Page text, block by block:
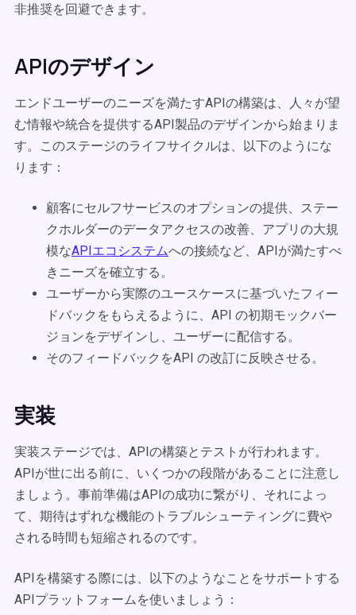
非推奨を回避できます。
APIのデザイン
エンドユーザーのニーズを満たすAPIの構築は、人々が望
む情報や統合を提供するAPI製品のデザインから始まりま
す。このステージのライフサイクルは、以下のようにな
ります：
顧客にセルフサービスのオプションの提供、ステー
クホルダーのデータアクセスの改善、アプリの大規
模なAPIエコシステムへの接続など、APIが満たすべ
きニーズを確立する。
ユーザーから実際のユースケースに基づいたフィー
ドバックをもらえるように、API の初期モックバー
ジョンをデザインし、ユーザーに配信する。
そのフィードバックをAPI の改訂に反映させる。
実装
実装ステージでは、APIの構築とテストが行われます。
APIが世に出る前に、いくつかの段階があることに注意し
ましょう。事前準備はAPIの成功に繋がり、それによっ
て、期待はずれな機能のトラブルシューティングに費や
される時間も短縮されるのです。
APIを構築する際には、以下のようなことをサポートする
APIプラットフォームを使いましょう：